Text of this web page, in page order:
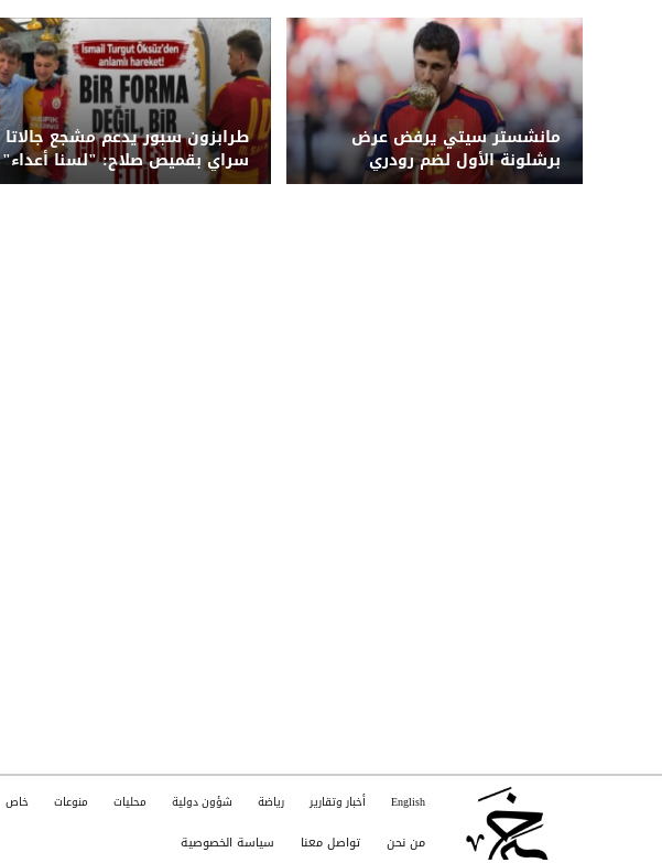
مانشستر سيتي يرفض عرض
برشلونة الأول لضم رودري
طرابزون سبور يدعم مشجع جالاتا
سراي بقميص صلاح: "لسنا أعداء"
English أخبار وتقارير رياضة شؤون دولية محليات منوعات خاص
من نحن تواصل معنا سياسة الخصوصية